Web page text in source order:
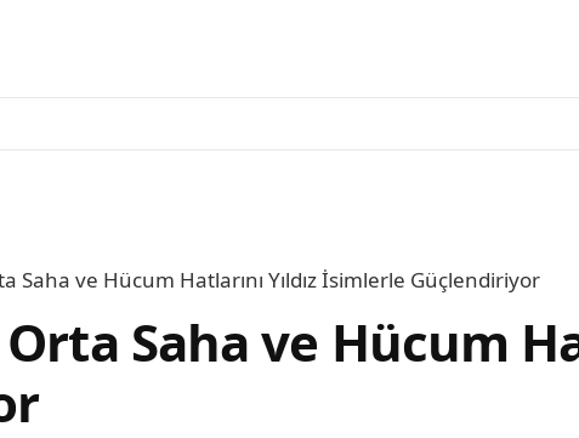
Saha ve Hücum Hatlarını Yıldız İsimlerle Güçlendiriyor
Saha ve Hücum